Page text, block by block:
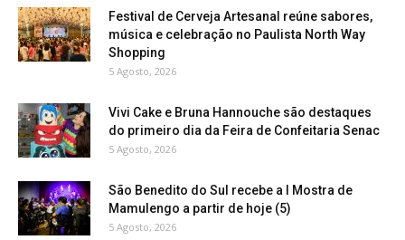
Festival de Cerveja Artesanal reúne sabores,
música e celebração no Paulista North Way
Shopping
5 Agosto, 2026
Vivi Cake e Bruna Hannouche são destaques
do primeiro dia da Feira de Confeitaria Senac
5 Agosto, 2026
São Benedito do Sul recebe a I Mostra de
Mamulengo a partir de hoje (5)
5 Agosto, 2026